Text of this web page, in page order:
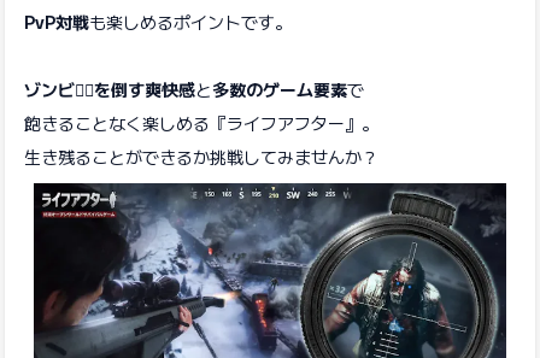
PvP対戦も楽しめるポイントです。
ゾンビ🧟‍♂️を倒す爽快感と多数のゲーム要素で
飽きることなく楽しめる『ライフアフター』。
生き残ることができるか挑戦してみませんか？